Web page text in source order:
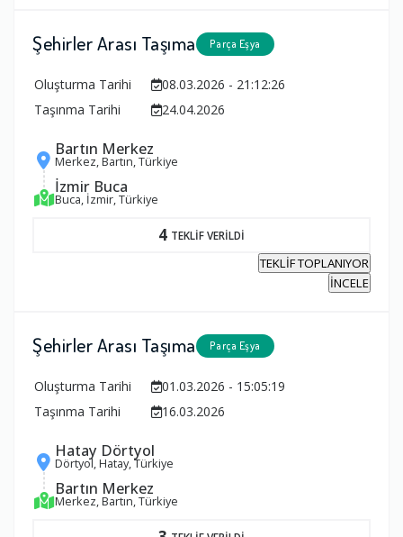
Şehirler Arası Taşıma Parça Eşya
Oluşturma Tarihi
08.03.2026 - 21:12:26
Taşınma Tarihi
24.04.2026
Bartın Merkez
Merkez, Bartın, Türkiye
İzmir Buca
Buca, İzmir, Türkiye
4 TEKLİF VERİLDİ
TEKLİF TOPLANIYOR
İNCELE
Şehirler Arası Taşıma Parça Eşya
Oluşturma Tarihi
01.03.2026 - 15:05:19
Taşınma Tarihi
16.03.2026
Hatay Dörtyol
Dörtyol, Hatay, Türkiye
Bartın Merkez
Merkez, Bartın, Türkiye